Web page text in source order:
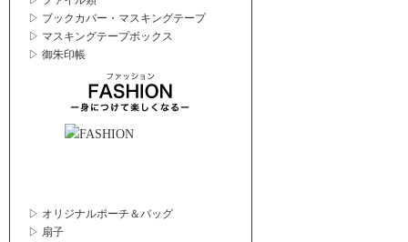
▷ ブックカバー・マスキングテープ
▷ マスキングテープボックス
▷ 御朱印帳
▷ オリジナルポーチ＆バッグ
▷ 扇子